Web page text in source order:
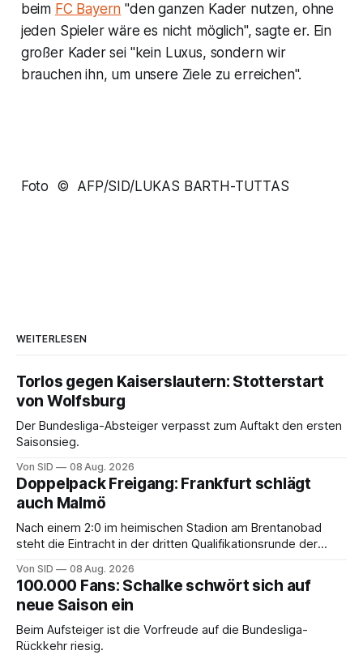
beim FC Bayern "den ganzen Kader nutzen, ohne
jeden Spieler wäre es nicht möglich", sagte er. Ein
großer Kader sei "kein Luxus, sondern wir
brauchen ihn, um unsere Ziele zu erreichen".
Foto © AFP/SID/LUKAS BARTH-TUTTAS
WEITERLESEN
Torlos gegen Kaiserslautern: Stotterstart
von Wolfsburg
Der Bundesliga-Absteiger verpasst zum Auftakt den ersten
Saisonsieg.
Von SID 08 Aug. 2026
Doppelpack Freigang: Frankfurt schlägt
auch Malmö
Nach einem 2:0 im heimischen Stadion am Brentanobad
steht die Eintracht in der dritten Qualifikationsrunde der
Von SID 08 Aug. 2026
100.000 Fans: Schalke schwört sich auf
neue Saison ein
Beim Aufsteiger ist die Vorfreude auf die Bundesliga-
Rückkehr riesig.